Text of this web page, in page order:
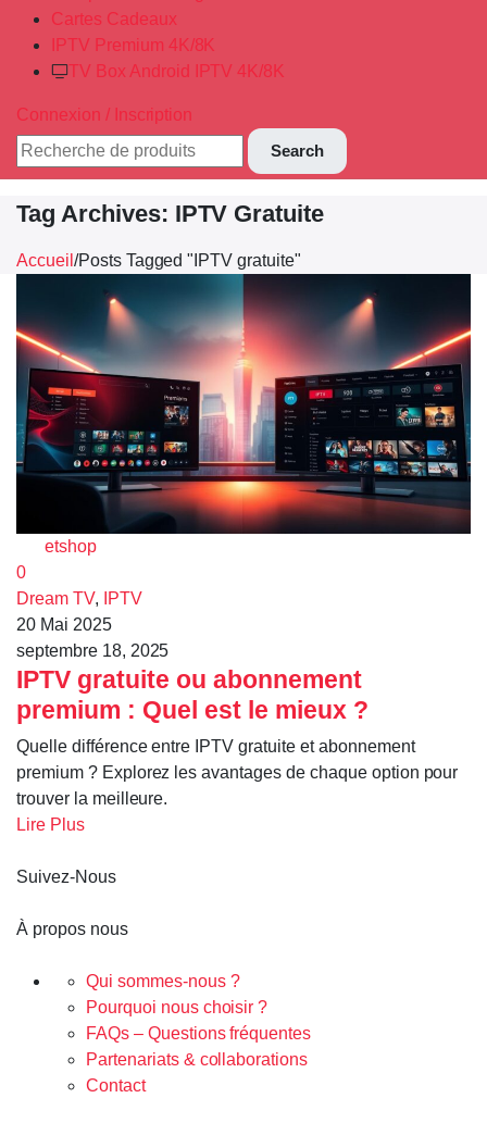
Cartes Cadeaux
IPTV Premium 4K/8K
TV Box Android IPTV 4K/8K
Connexion / Inscription
Search
Tag Archives: IPTV Gratuite
Accueil /Posts Tagged "IPTV gratuite"
etshop
0
Dream TV,
IPTV
20 Mai 2025
septembre 18, 2025
IPTV gratuite ou abonnement
premium : Quel est le mieux ?
Quelle différence entre IPTV gratuite et abonnement
premium ? Explorez les avantages de chaque option pour
trouver la meilleure.
Lire Plus
Suivez-Nous
À propos nous
Qui sommes-nous ?
Pourquoi nous choisir ?
FAQs – Questions fréquentes
Partenariats & collaborations
Contact